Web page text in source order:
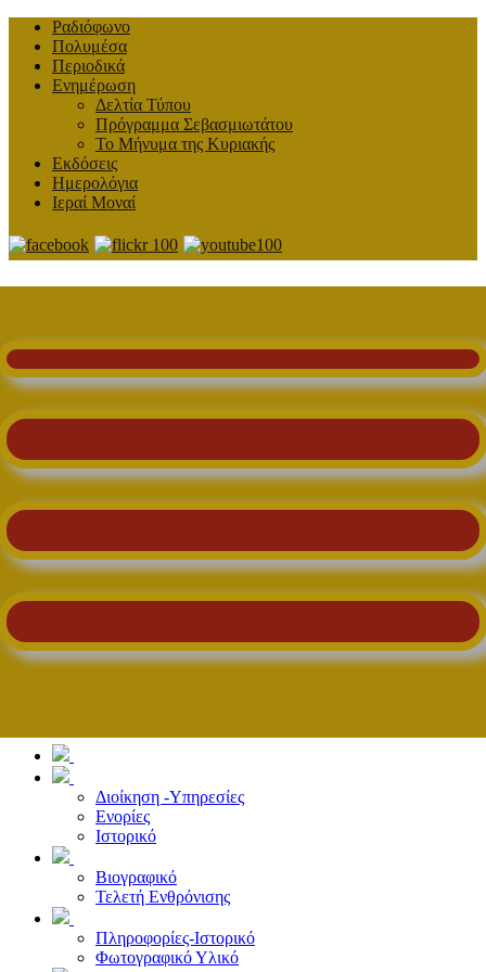
Ραδιόφωνο
Πολυμέσα
Περιοδικά
Ενημέρωση
Δελτία Τύπου
Πρόγραμμα Σεβασμιωτάτου
Το Μήνυμα της Κυριακής
Εκδόσεις
Ημερολόγια
Ιεραί Μοναί
Διοίκηση -Υπηρεσίες
Ενορίες
Ιστορικό
Βιογραφικό
Τελετή Ενθρόνισης
Πληροφορίες-Ιστορικό
Φωτογραφικό Υλικό